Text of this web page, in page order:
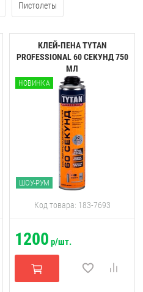
Пистолеты
КЛЕЙ-ПЕНА TYTAN
PROFESSIONAL 60 CЕКУНД 750
МЛ
НОВИНКА
ШОУ-РУМ
Код товара: 183-7693
1200 р/шт.